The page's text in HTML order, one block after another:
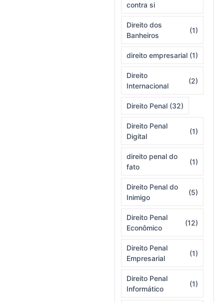
contra si
Direito dos
Banheiros
(1)
direito empresarial (1)
Direito
Internacional
(2)
Direito Penal (32)
Direito Penal
Digital
(1)
direito penal do
fato
(1)
Direito Penal do
Inimigo
(5)
Direito Penal
Econômico
(12)
Direito Penal
Empresarial
(1)
Direito Penal
Informático
(1)